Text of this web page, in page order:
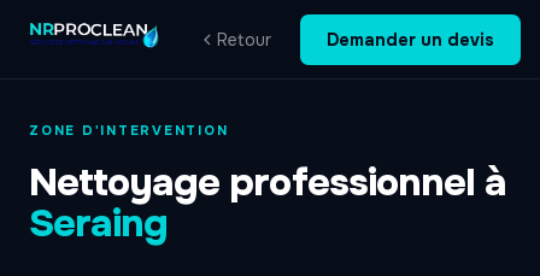
Retour Demander un devis
ZONE D'INTERVENTION
Nettoyage professionnel à
Seraing